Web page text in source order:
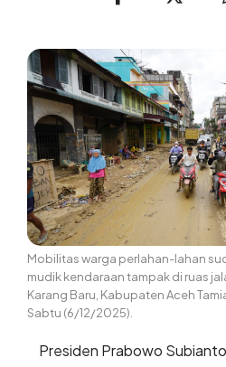
Mobilitas warga perlahan-lahan
mudik kendaraan tampak di ruas
Karang Baru, Kabupaten Aceh
Sabtu (6/12/2025).
Presiden Prabowo